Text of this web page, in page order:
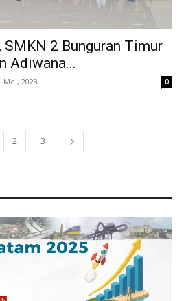
2 Bunguran Timur
Adiwana...
Mei, 2023 0
2 3